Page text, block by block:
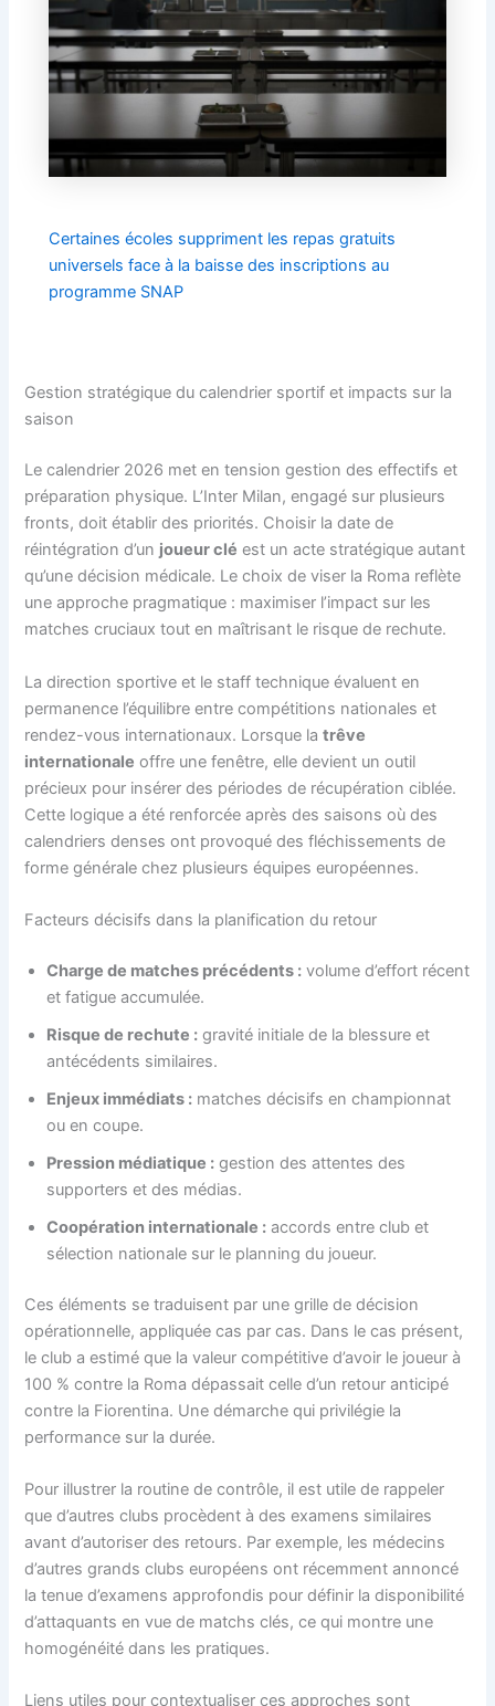
Certaines écoles suppriment les repas gratuits
universels face à la baisse des inscriptions au
programme SNAP
Gestion stratégique du calendrier sportif et impacts sur la
saison
Le calendrier 2026 met en tension gestion des effectifs et
préparation physique. L’Inter Milan, engagé sur plusieurs
fronts, doit établir des priorités. Choisir la date de
réintégration d’un joueur clé est un acte stratégique autant
qu’une décision médicale. Le choix de viser la Roma reflète
une approche pragmatique : maximiser l’impact sur les
matches cruciaux tout en maîtrisant le risque de rechute.
La direction sportive et le staff technique évaluent en
permanence l’équilibre entre compétitions nationales et
rendez-vous internationaux. Lorsque latrêve
internationale offre une fenêtre, elle devient un outil
précieux pour insérer des périodes de récupération ciblée.
Cette logique a été renforcée après des saisons où des
calendriers denses ont provoqué des fléchissements de
forme générale chez plusieurs équipes européennes.
Facteurs décisifs dans la planification du retour
Charge de matches précédents : volume d’effort récent
et fatigue accumulée.
Risque de rechute : gravité initiale de la blessure et
antécédents similaires.
Enjeux immédiats : matches décisifs en championnat
ou en coupe.
Pression médiatique : gestion des attentes des
supporters et des médias.
Coopération internationale : accords entre club et
sélection nationale sur le planning du joueur.
Ces éléments se traduisent par une grille de décision
opérationnelle, appliquée cas par cas. Dans le cas présent,
le club a estimé que la valeur compétitive d’avoir le joueur à
100 % contre la Roma dépassait celle d’un retour anticipé
contre la Fiorentina. Une démarche qui privilégie la
performance sur la durée.
Pour illustrer la routine de contrôle, il est utile de rappeler
que d’autres clubs procèdent à des examens similaires
avant d’autoriser des retours. Par exemple, les médecins
d’autres grands clubs européens ont récemment annoncé
la tenue d’examens approfondis pour définir la disponibilité
d’attaquants en vue de matchs clés, ce qui montre une
homogénéité dans les pratiques.
Liens utiles pour contextualiser ces approches sont